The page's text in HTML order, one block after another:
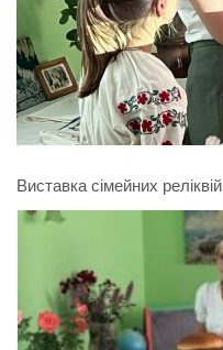
Виставка сімейних реліквій